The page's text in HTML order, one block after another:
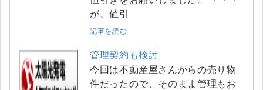
が、値引
記事を読む
管理契約も検討
今回は不動産屋さんからの売り物
件だったので、そのまま管理もお